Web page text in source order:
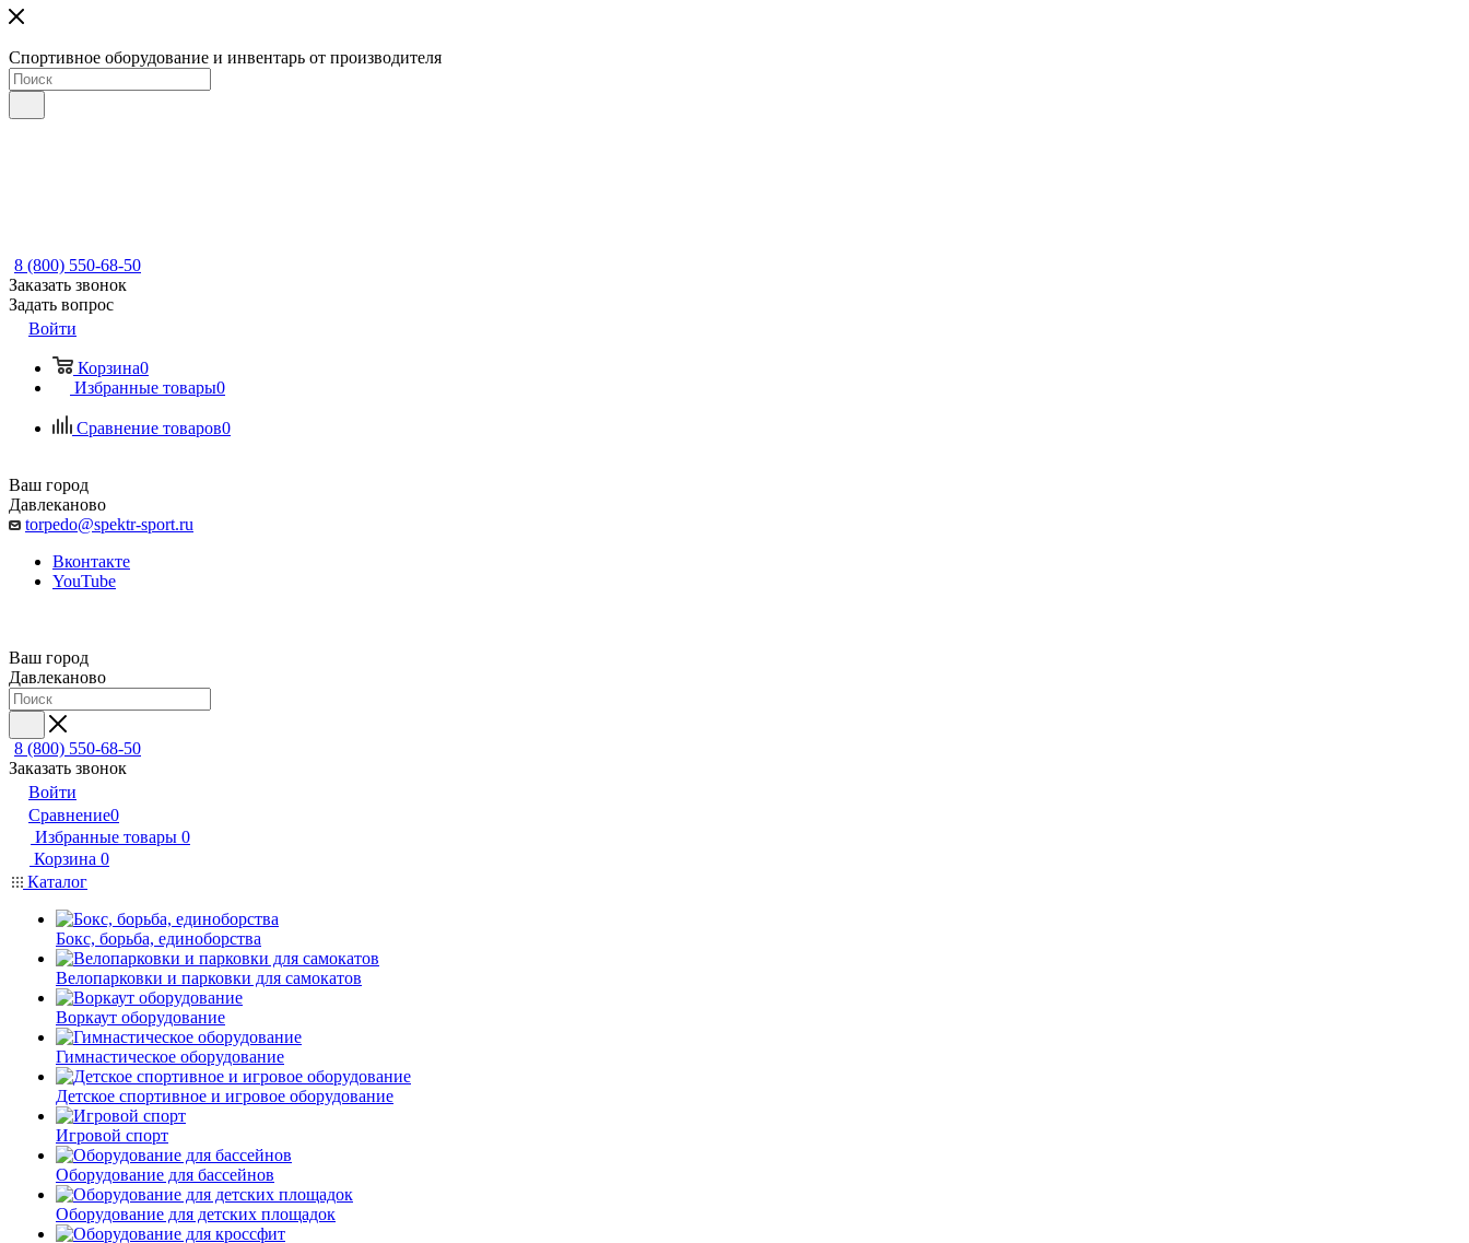
Спортивное оборудование и инвентарь от производителя
8 (800) 550-68-50
Заказать звонок
Задать вопрос
Войти
Корзина0
Избранные товары0
Сравнение товаров0
Ваш город
Давлеканово
torpedo@spektr-sport.ru
Вконтакте
YouTube
Ваш город
Давлеканово
8 (800) 550-68-50
Заказать звонок
Войти
Сравнение0
Избранные товары 0
Корзина 0
Каталог
Бокс, борьба, единоборства
Велопарковки и парковки для самокатов
Воркаут оборудование
Гимнастическое оборудование
Детское спортивное и игровое оборудование
Игровой спорт
Оборудование для бассейнов
Оборудование для детских площадок